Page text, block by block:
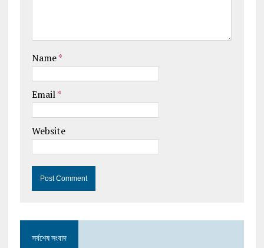
Name*
Email*
Website
সর্বশেষ সংবাদ